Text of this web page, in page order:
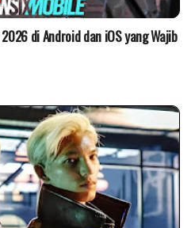
di Android dan iOS yang Wajib